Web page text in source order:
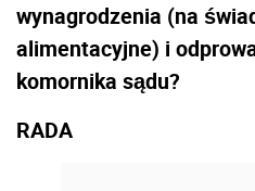
wynagrodzenia (na
alimentacyjne) i
komornika sądu?
RADA